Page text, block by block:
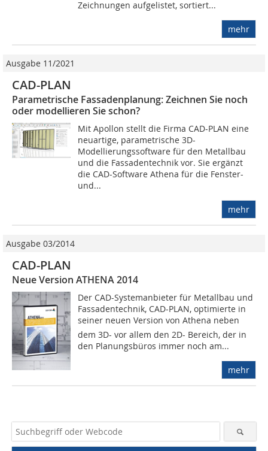
Zeichnungen aufgelistet, sortiert...
mehr
Ausgabe 11/2021
CAD-PLAN
Parametrische Fassadenplanung: Zeichnen Sie noch
oder modellieren Sie schon?
Mit Apollon stellt die Firma CAD-PLAN eine
neuartige, parametrische 3D-
Modellierungssoftware für den Metallbau
und die Fassadentechnik vor. Sie ergänzt
die CAD-Software Athena für die Fenster-
und...
mehr
Ausgabe 03/2014
CAD-PLAN
Neue Version ATHENA 2014
Der CAD-Systemanbieter für Metallbau und
Fassadentechnik, CAD-PLAN, optimierte in
seiner neuen Version von Athena neben
dem 3D- vor allem den 2D- Bereich, der in
den Planungsbüros immer noch am...
mehr